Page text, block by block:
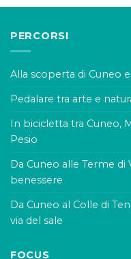
PERCORSI
Alla scoperta di Cuneo
Pedalare tra arte e
In bicicletta tra Cuneo,
Pesio
Da Cuneo alle Terme di
benessere
Da Cuneo al Colle di
via del sale
FOCUS